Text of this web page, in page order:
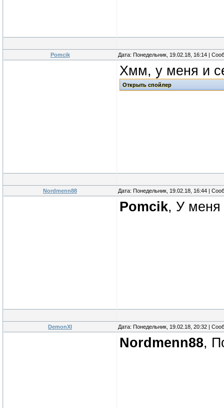
Pomcik Дата: Понедельник, 19.02.18, 16:14 |
Хмм, у меня и
Nordmenn88 Дата: Понедельник, 19.02.18, 16:44 |
Pomcik, У меня
DemonXI Дата: Понедельник, 19.02.18, 20:32 |
Nordmenn88,